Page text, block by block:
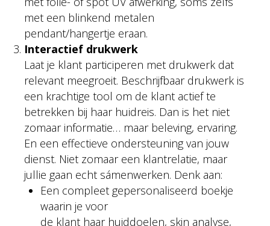
met een blinkend metalen
pendant/hangertje eraan.
Interactief drukwerk
Laat je klant participeren met drukwerk dat
relevant meegroeit. Beschrijfbaar drukwerk is
een krachtige tool om de klant actief te
betrekken bij haar huidreis. Dan is het niet
zomaar informatie… maar beleving, ervaring.
En een effectieve ondersteuning van jouw
dienst. Niet zomaar een klantrelatie, maar
jullie gaan echt sámenwerken. Denk aan:
Een compleet gepersonaliseerd boekje
waarin je voor
de klant haar huiddoelen, skin analyse,